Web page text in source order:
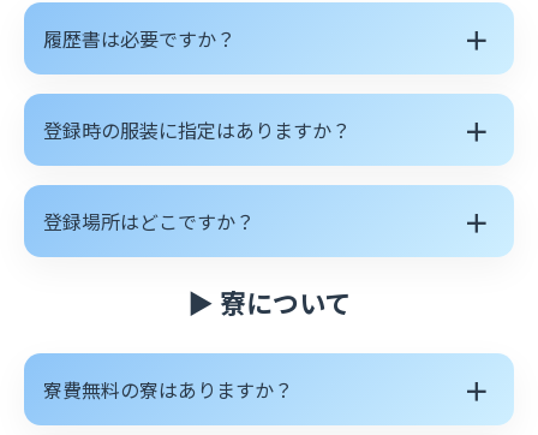
履歴書は必要ですか？ ＋
登録時の服装に指定はありますか？ ＋
登録場所はどこですか？ ＋
▶ 寮について
寮費無料の寮はありますか？ ＋